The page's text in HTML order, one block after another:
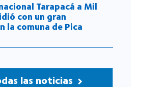
Tarapacá a Mil
con un gran
la comuna de Pica
las noticias